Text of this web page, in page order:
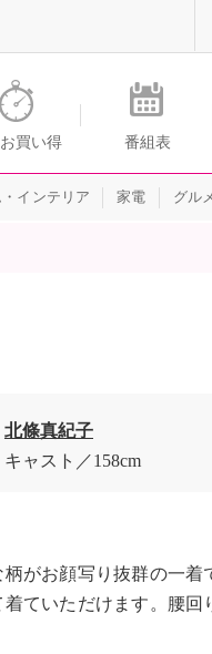
チャンネル
買い得 番組表
インテリア 家電 グル
北條真紀子
キャスト
158cm
がお顔写り抜群の一着
着ていただけます。腰